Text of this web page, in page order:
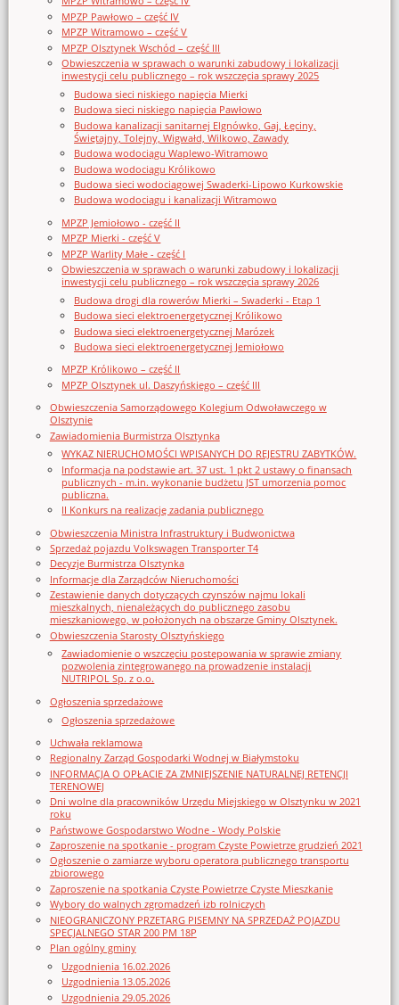
MPZP Pawłowo – część IV
MPZP Witramowo – część V
MPZP Olsztynek Wschód – część III
Obwieszczenia w sprawach o warunki zabudowy i lokalizacji
inwestycji celu publicznego – rok wszczęcia sprawy 2025
Budowa sieci niskiego napięcia Mierki
Budowa sieci niskiego napięcia Pawłowo
Budowa kanalizacji sanitarnej Elgnówko, Gaj, Łęciny,
Świętajny, Tolejny, Wigwałd, Wilkowo, Zawady
Budowa wodociągu Waplewo-Witramowo
Budowa wodociągu Królikowo
Budowa sieci wodociągowej Swaderki-Lipowo Kurkowskie
Budowa wodociągu i kanalizacji Witramowo
MPZP Jemiołowo - część II
MPZP Mierki - część V
MPZP Warlity Małe - część I
Obwieszczenia w sprawach o warunki zabudowy i lokalizacji
inwestycji celu publicznego – rok wszczęcia sprawy 2026
Budowa drogi dla rowerów Mierki – Swaderki - Etap 1
Budowa sieci elektroenergetycznej Królikowo
Budowa sieci elektroenergetycznej Marózek
Budowa sieci elektroenergetycznej Jemiołowo
MPZP Królikowo – część II
MPZP Olsztynek ul. Daszyńskiego – część III
Obwieszczenia Samorządowego Kolegium Odwoławczego w
Olsztynie
Zawiadomienia Burmistrza Olsztynka
WYKAZ NIERUCHOMOŚCI WPISANYCH DO REJESTRU ZABYTKÓW.
Informacja na podstawie art. 37 ust. 1 pkt 2 ustawy o finansach
publicznych - m.in. wykonanie budżetu JST umorzenia pomoc
publiczna.
II Konkurs na realizację zadania publicznego
Obwieszczenia Ministra Infrastruktury i Budwonictwa
Sprzedaż pojazdu Volkswagen Transporter T4
Decyzje Burmistrza Olsztynka
Informacje dla Zarządców Nieruchomości
Zestawienie danych dotyczących czynszów najmu lokali
mieszkalnych, nienależących do publicznego zasobu
mieszkaniowego, w położonych na obszarze Gminy Olsztynek.
Obwieszczenia Starosty Olsztyńskiego
Zawiadomienie o wszczęciu postępowania w sprawie zmiany
pozwolenia zintegrowanego na prowadzenie instalacji
NUTRIPOL Sp. z o.o.
Ogłoszenia sprzedażowe
Ogłoszenia sprzedażowe
Uchwała reklamowa
Regionalny Zarząd Gospodarki Wodnej w Białymstoku
INFORMACJA O OPŁACIE ZA ZMNIEJSZENIE NATURALNEJ RETENCJI
TERENOWEJ
Dni wolne dla pracowników Urzędu Miejskiego w Olsztynku w 2021
roku
Państwowe Gospodarstwo Wodne - Wody Polskie
Zaproszenie na spotkanie - program Czyste Powietrze grudzień 2021
Ogłoszenie o zamiarze wyboru operatora publicznego transportu
zbiorowego
Zaproszenie na spotkania Czyste Powietrze Czyste Mieszkanie
Wybory do walnych zgromadzeń izb rolniczych
NIEOGRANICZONY PRZETARG PISEMNY NA SPRZEDAŻ POJAZDU
SPECJALNEGO STAR 200 PM 18P
Plan ogólny gminy
Uzgodnienia 16.02.2026
Uzgodnienia 13.05.2026
Uzgodnienia 29.05.2026